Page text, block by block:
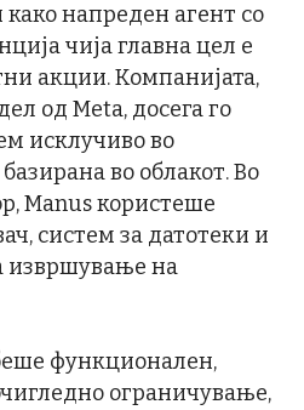
напреден агент со
чија главна цел е
акции. Компанијата,
од Meta, досега го
исклучиво во
во облакот. Во
Manus користеше
систем за датотеки и
извршување на
функционален,
ограничување,